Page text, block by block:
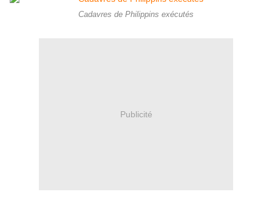
Cadavres de Philippins exécutés
Publicité